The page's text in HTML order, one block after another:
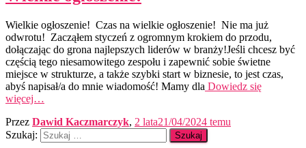
Wielkie ogłoszenie! Czas na wielkie ogłoszenie! Nie ma już
odwrotu! Zacząłem styczeń z ogromnym krokiem do przodu,
dołączając do grona najlepszych liderów w branży!Jeśli chcesz być
częścią tego niesamowitego zespołu i zapewnić sobie świetne
miejsce w strukturze, a także szybki start w biznesie, to jest czas,
abyś napisał/a do mnie wiadomość! Mamy dla Dowiedz się
więcej…
Przez Dawid Kaczmarczyk, 2 lata21/04/2024 temu
Szukaj: